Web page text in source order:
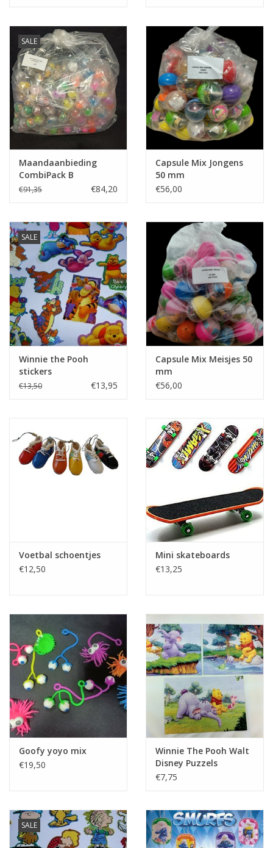
Snoep / kauwgomballen
SALE
Maandaanbieding
CombiPack B
€91,35 €84,20
Capsule Mix Jongens
50 mm
€56,00
SALE
Winnie the Pooh
stickers
€13,50 €13,95
Capsule Mix Meisjes 50
mm
€56,00
Voetbal schoentjes
€12,50
Mini skateboards
€13,25
Goofy yoyo mix
€19,50
Winnie The Pooh Walt
Disney Puzzels
€7,75
SALE